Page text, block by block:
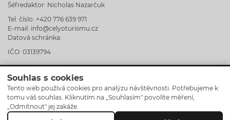
Šéfredaktor: Nicholas Nazarčuk
Tel. číslo: +420 776 639 971
E-mail: info@celyoturismu.cz
Datová schránka:
IČO: 03139794
Graphic Design by Lukáš Tingl
Celyoturismu.cz © 2025
Souhlas s cookies
Tento web používá cookies pro analýzu návštěvnosti. Potřebujeme k
tomu váš souhlas. Kliknutím na „Souhlasím" povolíte měření,
„Odmítnout" jej zakáže.